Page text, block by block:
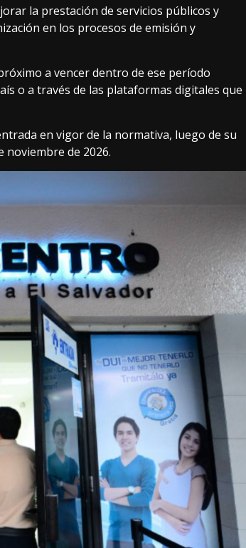
la prestación de servicios públicos y
en los procesos de emisión y
a vencer dentro de ese período
o a través de las plataformas digitales que
en vigor de la normativa, luego de su
noviembre de 2026.